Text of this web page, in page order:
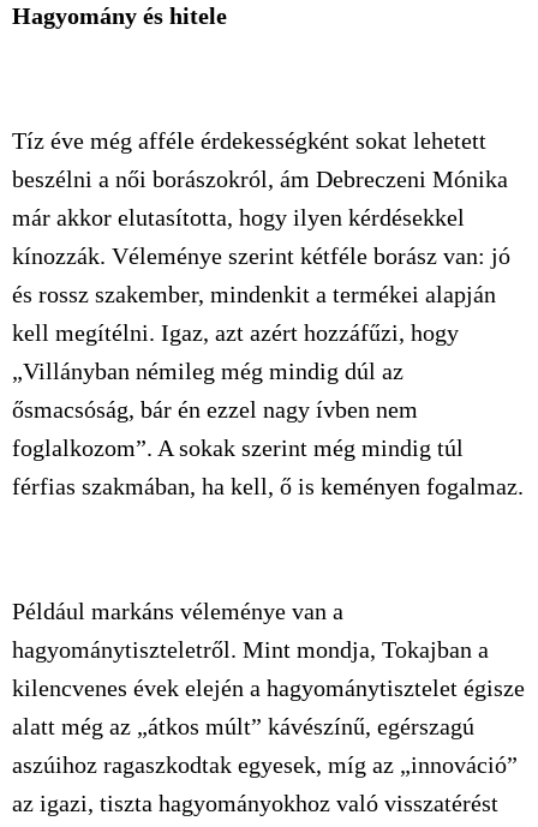
Hagyomány és hitele
Tíz éve még afféle érdekességként sokat lehetett
beszélni a női borászokról, ám Debreczeni Mónika
már akkor elutasította, hogy ilyen kérdésekkel
kínozzák. Véleménye szerint kétféle borász van: jó
és rossz szakember, mindenkit a termékei alapján
kell megítélni. Igaz, azt azért hozzáfűzi, hogy
„Villányban némileg még mindig dúl az
ősmacsóság, bár én ezzel nagy ívben nem
foglalkozom”. A sokak szerint még mindig túl
férfias szakmában, ha kell, ő is keményen fogalmaz.
Például markáns véleménye van a
hagyománytiszteletről. Mint mondja, Tokajban a
kilencvenes évek elején a hagyománytisztelet égisze
alatt még az „átkos múlt” kávészínű, egérszagú
aszúihoz ragaszkodtak egyesek, míg az „innováció”
az igazi, tiszta hagyományokhoz való visszatérést